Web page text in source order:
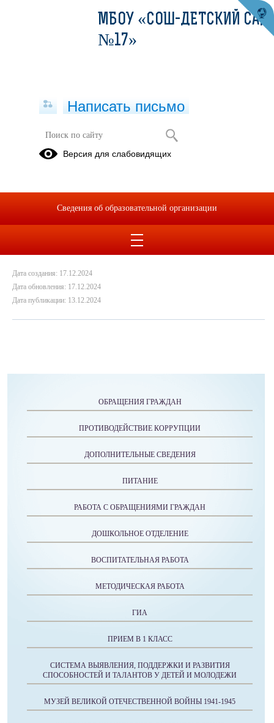
Региональный конкурс "Лучший
классный руководитель"
Дата создания: 17.12.2024
Дата обновления: 17.12.2024
Дата публикации: 13.12.2024
ОБРАЩЕНИЯ ГРАЖДАН
ПРОТИВОДЕЙСТВИЕ КОРРУПЦИИ
ДОПОЛНИТЕЛЬНЫЕ СВЕДЕНИЯ
ПИТАНИЕ
РАБОТА С ОБРАЩЕНИЯМИ ГРАЖДАН
ДОШКОЛЬНОЕ ОТДЕЛЕНИЕ
ВОСПИТАТЕЛЬНАЯ РАБОТА
МЕТОДИЧЕСКАЯ РАБОТА
ГИА
ПРИЕМ В 1 КЛАСС
СИСТЕМА ВЫЯВЛЕНИЯ, ПОДДЕРЖКИ И РАЗВИТИЯ
СПОСОБНОСТЕЙ И ТАЛАНТОВ У ДЕТЕЙ И МОЛОДЕЖИ
МУЗЕЙ ВЕЛИКОЙ ОТЕЧЕСТВЕННОЙ ВОЙНЫ 1941-1945
МБОУ «СОШ-ДЕТСКИЙ САД
№17»
Написать письмо
Версия для слабовидящих
Сведения об образовательной организации